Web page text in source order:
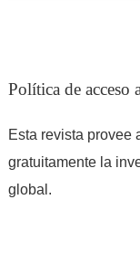
Política de acceso
Esta revista provee
gratuitamente la
global.